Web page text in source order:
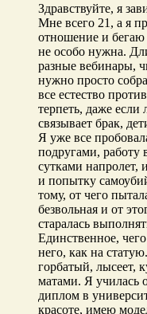
Здравствуйте, я
Мне всего 21, а я
отношение и бегаю
не особо нужна.
разные вебинары,
нужно просто
все естество
терпеть, даже
связывает брак,
Я уже все
подругами, работу
сутками напролет,
и попытку
тому, от чего
безвольная и от
старалась
Единственное,
него, как на
горбатый, лысеет,
матами. Я училась
диплом в
красоте, имею